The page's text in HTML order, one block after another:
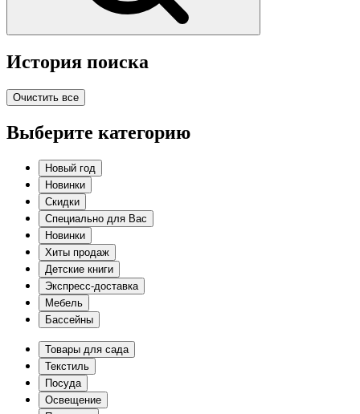
История поиска
Очистить все
Выберите категорию
Новый год
Новинки
Скидки
Специально для Вас
Новинки
Хиты продаж
Детские книги
Экспресс-доставка
Мебель
Бассейны
Товары для сада
Текстиль
Посуда
Освещение